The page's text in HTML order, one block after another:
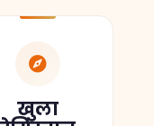
खुला